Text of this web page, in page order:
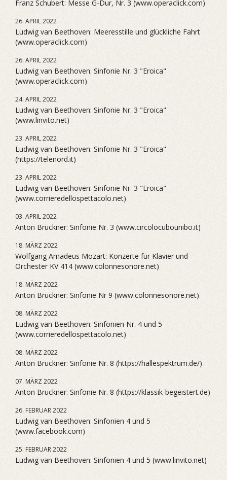
Franz Schubert: Messe G-Dur, Nr. 3 (www.operaclick.com)
26. APRIL 2022
Ludwig van Beethoven: Meeresstille und glückliche Fahrt
(www.operaclick.com)
26. APRIL 2022
Ludwig van Beethoven: Sinfonie Nr. 3 "Eroica"
(www.operaclick.com)
24. APRIL 2022
Ludwig van Beethoven: Sinfonie Nr. 3 "Eroica"
(www.linvito.net)
23. APRIL 2022
Ludwig van Beethoven: Sinfonie Nr. 3 "Eroica"
(https://telenord.it)
23. APRIL 2022
Ludwig van Beethoven: Sinfonie Nr. 3 "Eroica"
(www.corrieredellospettacolo.net)
03. APRIL 2022
Anton Bruckner: Sinfonie Nr. 3 (www.circolocubounibo.it)
18. MÄRZ 2022
Wolfgang Amadeus Mozart: Konzerte für Klavier und
Orchester KV 414 (www.colonnesonore.net)
18. MÄRZ 2022
Anton Bruckner: Sinfonie Nr 9 (www.colonnesonore.net)
08. MÄRZ 2022
Ludwig van Beethoven: Sinfonien Nr. 4 und 5
(www.corrieredellospettacolo.net)
08. MÄRZ 2022
Anton Bruckner: Sinfonie Nr. 8 (https://hallespektrum.de/)
07. MÄRZ 2022
Anton Bruckner: Sinfonie Nr. 8 (https://klassik-begeistert.de)
26. FEBRUAR 2022
Ludwig van Beethoven: Sinfonien 4 und 5
(www.facebook.com)
25. FEBRUAR 2022
Ludwig van Beethoven: Sinfonien 4 und 5 (www.linvito.net)